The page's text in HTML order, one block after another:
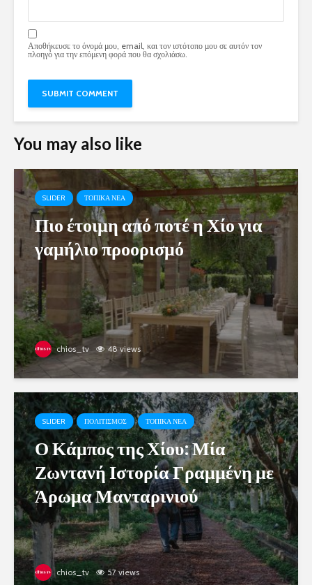
Αποθήκευσε το όνομά μου, email, και τον ιστότοπο μου σε αυτόν τον
πλοηγό για την επόμενη φορά που θα σχολιάσω.
You may also like
SLIDER ΤΟΠΙΚΑ ΝΕΑ
Πιο έτοιμη από ποτέ η Χίο για
γαμήλιο προορισμό
chios_tv 48 views
SLIDER ΠΟΛΙΤΙΣΜΟΣ ΤΟΠΙΚΑ ΝΕΑ
Ο Κάμπος της Χίου: Μία
Ζωντανή Ιστορία Γραμμένη με
Άρωμα Μανταρινιού
chios_tv 57 views